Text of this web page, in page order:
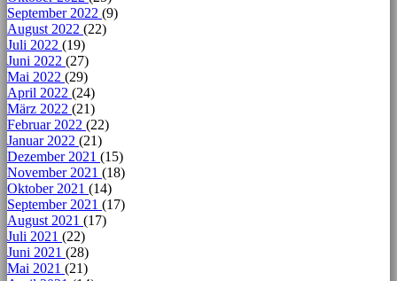
September 2022 (9)
August 2022 (22)
Juli 2022 (19)
Juni 2022 (27)
Mai 2022 (29)
April 2022 (24)
März 2022 (21)
Februar 2022 (22)
Januar 2022 (21)
Dezember 2021 (15)
November 2021 (18)
Oktober 2021 (14)
September 2021 (17)
August 2021 (17)
Juli 2021 (22)
Juni 2021 (28)
Mai 2021 (21)